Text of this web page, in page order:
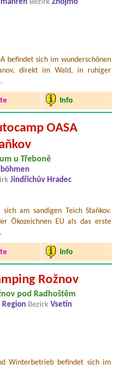
Bezirk Znojmo
befindet sich im wunderschönen
direkt im Wald, in ruhiger
Info
OASA
u Třeboně
Jindřichův Hradec
am sandigen Teich Staňkov.
Ökozeichnen EU als das erste
Info
Rožnov
pod Radhoštěm
Region Bezirk Vsetín
Winterbetrieb befindet sich im